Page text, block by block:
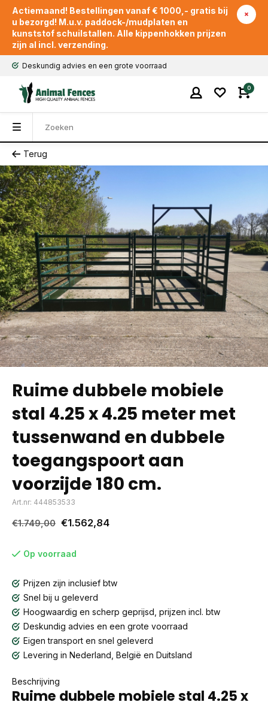
Actiemaand! Bestellingen vanaf € 1000,- gratis bij
u bezorgd! M.u.v. paddock-/mudplaten en
kunststof schuilstallen. Alle kippenhokken prijzen
zijn al incl. verzending.
Deskundig advies en een grote voorraad
0
Terug
Ruime dubbele mobiele
stal 4.25 x 4.25 meter met
tussenwand en dubbele
toegangspoort aan
voorzijde 180 cm.
Art.nr: 444853533
€1.749,00 €1.562,84
Op voorraad
Prijzen zijn inclusief btw
Snel bij u geleverd
Hoogwaardig en scherp geprijsd, prijzen incl. btw
Deskundig advies en een grote voorraad
Eigen transport en snel geleverd
Levering in Nederland, België en Duitsland
Beschrijving
Ruime dubbele mobiele stal 4.25 x